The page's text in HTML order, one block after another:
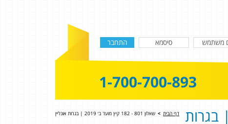
1-700-700-893
דף הבית > שאלון 801 - 182 קיץ מועד ב׳ 2019 | בגרות אונליין
שאלון 801 - 182 קיץ מועד ב׳ 2019 | בגרות